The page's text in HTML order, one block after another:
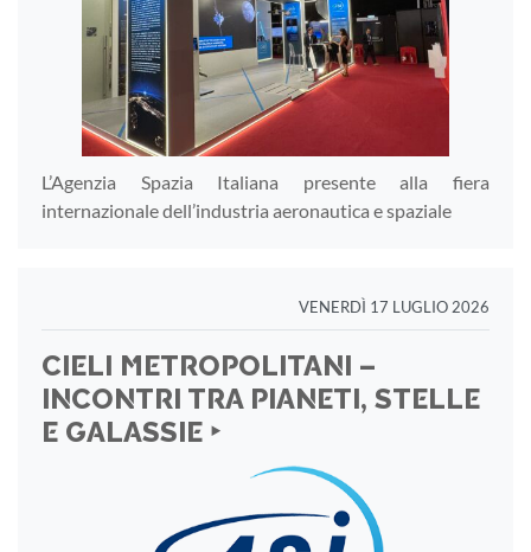
L’Agenzia Spazia Italiana presente alla fiera
internazionale dell’industria aeronautica e spaziale
VENERDÌ 17 LUGLIO 2026
CIELI METROPOLITANI –
INCONTRI TRA PIANETI, STELLE
E GALASSIE ‣